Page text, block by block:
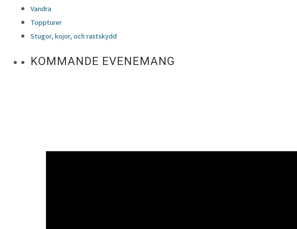
Vandra
Toppturer
Stugor, kojor, och rastskydd
KOMMANDE EVENEMANG